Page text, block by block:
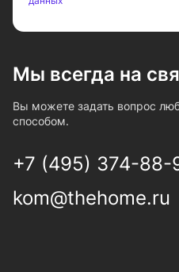
Мы всегда на
Вы можете задать вопрос
способом.
+7 (495) 374-88-
kom@thehome.ru